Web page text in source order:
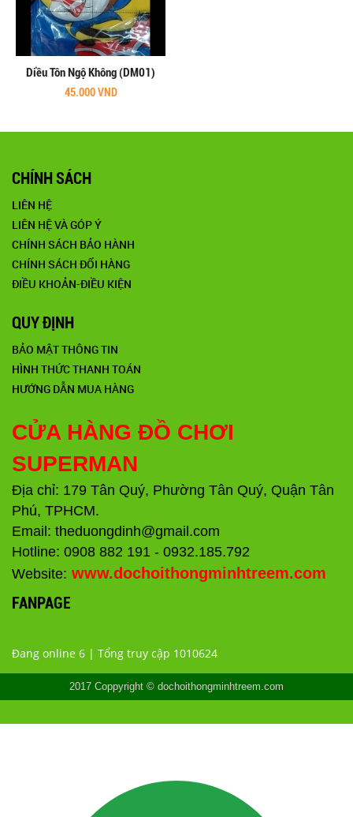
Diều Tôn Ngộ Không (DM01)
45.000 VND
CHÍNH SÁCH
LIÊN HỆ
LIÊN HỆ VÀ GÓP Ý
CHÍNH SÁCH BẢO HÀNH
CHÍNH SÁCH ĐỔI HÀNG
ĐIỀU KHOẢN-ĐIỀU KIỆN
QUY ĐỊNH
BẢO MẬT THÔNG TIN
HÌNH THỨC THANH TOÁN
HƯỚNG DẪN MUA HÀNG
CỬA HÀNG ĐỒ CHƠI
SUPERMAN
Địa chỉ: 179 Tân Quý, Phường Tân Quý, Quận Tân
Phú, TPHCM.
Email: theduongdinh@gmail.com
Hotline: 0908 882 191 - 0932.185.792
Website: www.dochoithongminhtreem.com
FANPAGE
Đang online 6 | Tổng truy cập 1010624
2017 Coppyright © dochoithongminhtreem.com